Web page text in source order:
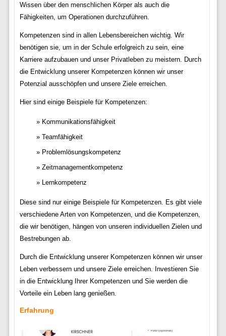
Wissen über den menschlichen Körper als auch die
Fähigkeiten, um Operationen durchzuführen.
Kompetenzen sind in allen Lebensbereichen wichtig. Wir
benötigen sie, um in der Schule erfolgreich zu sein, eine
Karriere aufzubauen und unser Privatleben zu meistern. Durch
die Entwicklung unserer Kompetenzen können wir unser
Potenzial ausschöpfen und unsere Ziele erreichen.
Hier sind einige Beispiele für Kompetenzen:
Kommunikationsfähigkeit
Teamfähigkeit
Problemlösungskompetenz
Zeitmanagementkompetenz
Lernkompetenz
Diese sind nur einige Beispiele für Kompetenzen. Es gibt viele
verschiedene Arten von Kompetenzen, und die Kompetenzen,
die wir benötigen, hängen von unseren individuellen Zielen und
Bestrebungen ab.
Durch die Entwicklung unserer Kompetenzen können wir unser
Leben verbessern und unsere Ziele erreichen. Investieren Sie
in die Entwicklung Ihrer Kompetenzen und Sie werden die
Vorteile ein Leben lang genießen.
Erfahrung